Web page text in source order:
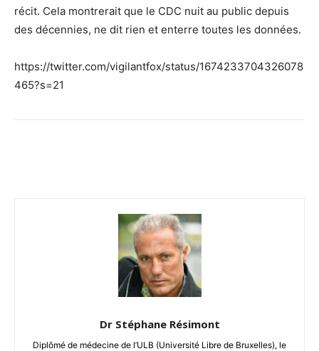
récit. Cela montrerait que le CDC nuit au public depuis
des décennies, ne dit rien et enterre toutes les données.
https://twitter.com/vigilantfox/status/1674233704326078
465?s=21
Dr Stéphane Résimont
Diplômé de médecine de l’ULB (Université Libre de Bruxelles), le